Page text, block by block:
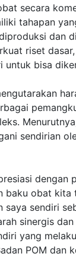
secara
tahapan
dan
riset
untuk bisa
sendirian
dengan
baku obat
saya sendiri
sinergis
yang
POM dan